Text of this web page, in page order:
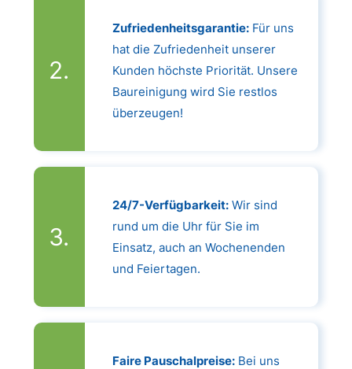
Zufriedenheitsgarantie:Für uns
hat die Zufriedenheit unserer
Kunden höchste Priorität. Unsere
Baureinigung wird Sie restlos
überzeugen!
24/7-Verfügbarkeit:Wir sind
rund um die Uhr für Sie im
Einsatz, auch an Wochenenden
und Feiertagen.
Faire Pauschalpreise:Bei uns